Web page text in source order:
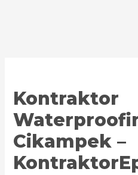
Kontraktor
Cikampek –